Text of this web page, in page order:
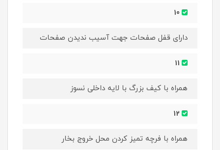
دارای قفل صفحات جهت آسیب ندیدن صفحات
همراه با کیف بزرگ با لایه داخلی نسوز
همراه با فرچه تمیز کردن محل خروج بخار